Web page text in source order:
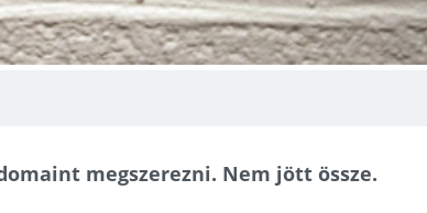
megszerezni. Nem jött össze.